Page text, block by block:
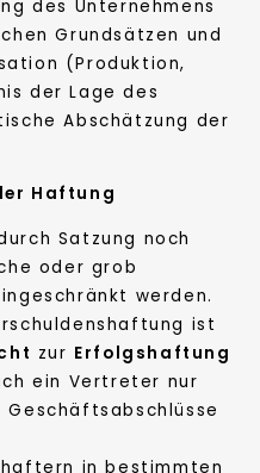
des Unternehmens
Grundsätzen und
(Produktion,
der Lage des
Abschätzung der
Haftung
Satzung noch
oder grob
werden.
ist
zur Erfolgshaftung
ein Vertreter nur
in bestimmten